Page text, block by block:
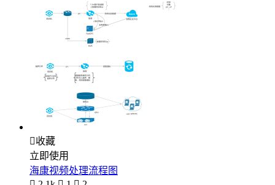
收藏
立即使用
海康视频处理流程图